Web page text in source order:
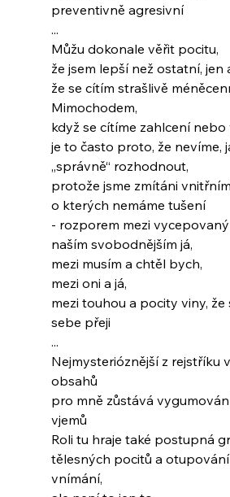
preventivně agresivní
...
Můžu dokonale věřit pocitu,
že jsem lepší než ostatní, jen
že se cítím strašlivě
Mimochodem,
když se cítíme zahlcení nebo
je to často proto, že nevíme,
„správně“ rozhodnout,
protože jsme zmítáni
o kterých nemáme tušení
- rozporem mezi
naším svobodnějším já,
mezi musím a chtěl bych,
mezi oni a já,
mezi touhou a pocity viny, že
sebe přeji
...
Nejmysterióznější z rejstříku
obsahů
pro mně zůstává
vjemů
Roli tu hraje také postupná
tělesných pocitů a otupování
vnímání,